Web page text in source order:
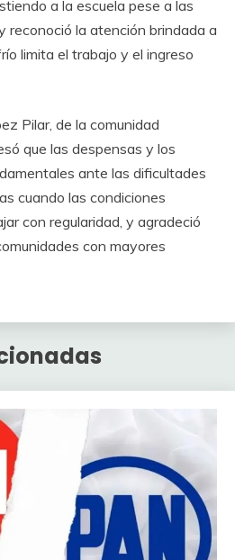
a la escuela pese a las
reconoció la atención brindada a
limita el trabajo y el ingreso
Pilar, de la comunidad
que las despensas y los
ante las dificultades
cuando las condiciones
con regularidad, y agradeció
con mayores